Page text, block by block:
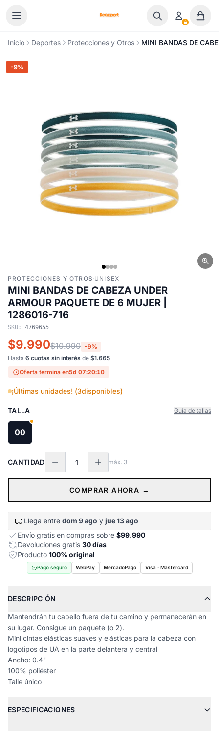
Inicio Deportes Protecciones y Otros MINI BANDAS DE
-9%
PROTECCIONES Y OTROS ·UNISEX
MINI BANDAS DE CABEZA UNDER
ARMOUR PAQUETE DE 6 MUJER |
1286016-716
SKU: 4769655
$9.990$10.990 -9%
Hasta 6 cuotas sin interés de $1.665
Oferta termina en5d 07:20:09
¡Últimas unidades! (3disponibles)
TALLA Guía de tallas
00
CANTIDAD máx. 3
COMPRAR AHORA →
Llega entre dom 9 ago y jue 13 ago
Envío gratis en compras sobre $99.990
Devoluciones gratis 30 días
Producto 100% original
Pago seguro WebPay MercadoPago Visa · Mastercard
DESCRIPCIÓN
Mantendrán tu cabello fuera de tu camino y permanecerán en
su lugar. Consigue un paquete (o 2).
Mini cintas elásticas suaves y elásticas para la cabeza con
logotipos de UA en la parte delantera y central
Ancho: 0.4"
100% poliéster
Talle único
ESPECIFICACIONES